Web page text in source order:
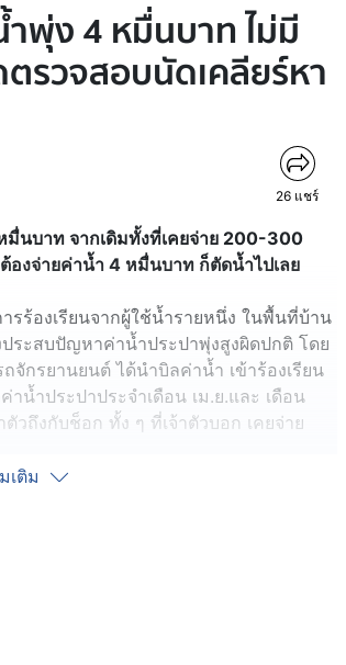
พุ่ง 4 หมื่นบาท ไม่มี
รวจสอบนัดเคลียร์หา
26 แชร์
นบาท จากเดิมทั้งที่เคยจ่าย 200-300
งจ่ายค่าน้ำ 4 หมื่นบาท ก็ตัดน้ำไปเลย
ร้องเรียนจากผู้ใช้น้ำรายหนึ่ง ในพื้นที่บ้าน
ระสบปัญหาค่าน้ำประปาพุ่งสูงผิดปกติ โดย
จักรยานยนต์ ได้นำบิลค่าน้ำ เข้าร้องเรียน
น้ำประปาประจำเดือน เม.ย.และ เดือน
ตัวถึงกับช็อก ทั้ง ๆ ที่เจ้าตัวบอก เคยจ่าย
เติม